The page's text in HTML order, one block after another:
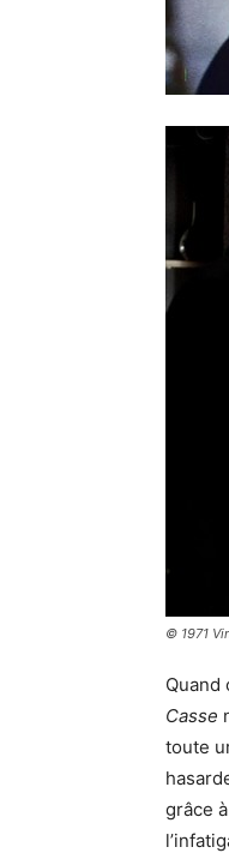
© 1971
Quand
Casse
toute
grâce